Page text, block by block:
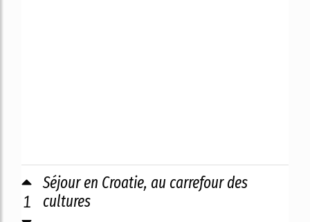
1
Séjour en Croatie, au carrefour des
cultures